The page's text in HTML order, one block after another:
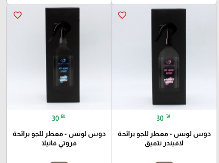
favorite_border
30 ₪
دوس لونس - معطر للجو برائحة
لافيندر نتميق
favorite_border
30 ₪
دوس لونس - معطر للجو برائحة
فروتي فانيلا